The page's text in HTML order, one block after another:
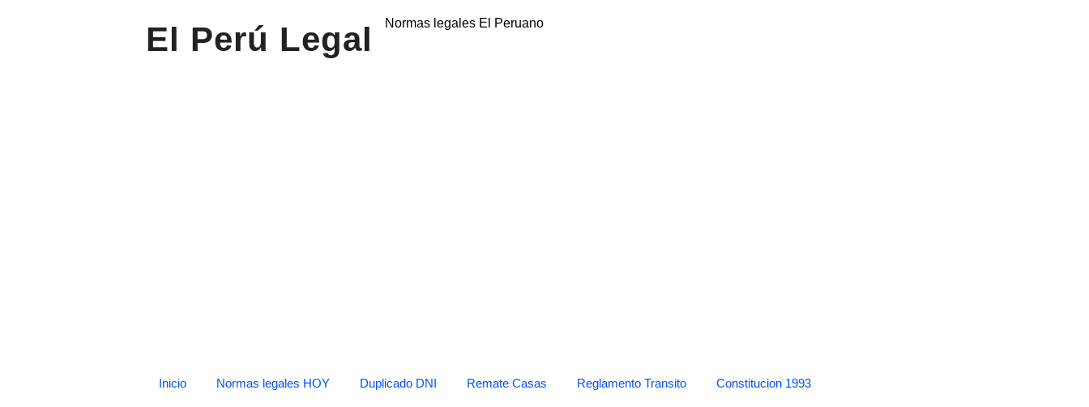
El Perú Legal Normas legales El Peruano
Inicio Normas legales HOY Duplicado DNI Remate Casas Reglamento Transito Constitucion 1993